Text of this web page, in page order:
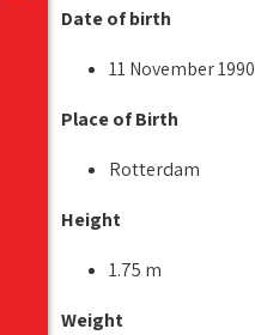
Date of birth
11 November 1990
Place of Birth
Rotterdam
Height
1.75 m
Weight